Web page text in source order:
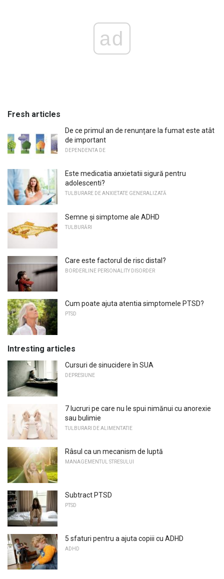
ad
Fresh articles
De ce primul an de renunțare la fumat este atât
de important
DEPENDENTA DE
Este medicatia anxietatii sigură pentru
adolescenti?
TULBURARE DE ANXIETATE GENERALIZATĂ
Semne și simptome ale ADHD
TULBURĂRI
Care este factorul de risc distal?
BORDERLINE PERSONALITY DISORDER
Cum poate ajuta atentia simptomele PTSD?
PTSD
Intresting articles
Cursuri de sinucidere în SUA
DEPRESIUNE
7 lucruri pe care nu le spui nimănui cu anorexie
sau bulimie
TULBURARI DE ALIMENTATIE
Râsul ca un mecanism de luptă
MANAGEMENTUL STRESULUI
Subtract PTSD
PTSD
5 sfaturi pentru a ajuta copiii cu ADHD
ADHD